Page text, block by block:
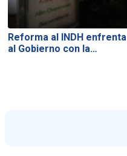
Reforma al INDH enfrenta
al Gobierno con la…